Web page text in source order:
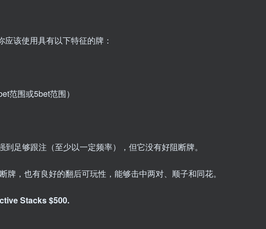
该使用具有以下特征的牌：
范围或5bet范围）
足够跟注（至少以一定频率），但它没有好阻断牌。
牌，也有良好的翻后可玩性，能够击中两对、顺子和同花。
Stacks $500.